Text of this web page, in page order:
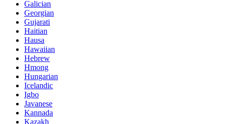
Galician
Georgian
Gujarati
Haitian
Hausa
Hawaiian
Hebrew
Hmong
Hungarian
Icelandic
Igbo
Javanese
Kannada
Kazakh